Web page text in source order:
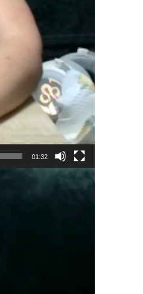
01:32